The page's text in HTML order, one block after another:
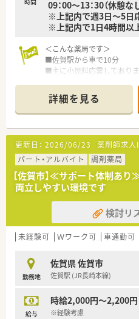
09：00～13：30（休憩な
※上記内で週3日～5日
※上記内で1日4時間以
＜こんな薬局です＞
■佐賀駅から車で10分
■主に小児科応需しており
■年齢層は20代、30代、40
す
＜設備も充実＞
■電子薬歴はソラミチで統
のため水剤分注機も導入し
＜法人特徴＞
■佐賀県・福岡県に6店舗を
■在籍されているスタッフ
局です。
■認定薬剤師費用はじめ薬
負担がございます。
■在宅にも積極的に取り組
会もおこなっており佐賀と
■従業員全員が新人に対し
る姿勢があり、未経験・新
詳細を見る
更新日： 2026/06/23 薬剤師求人
パート・アルバイト
調剤薬局
【佐賀市】≪サポート体制あ
両立しやすい環境です
検討リ
未経験可 Ｗワーク可 車通勤可
勤務地
佐賀県 佐賀市
佐賀駅 (JR長崎本線)
給与
時給2,000円～2,200円
※経験考慮